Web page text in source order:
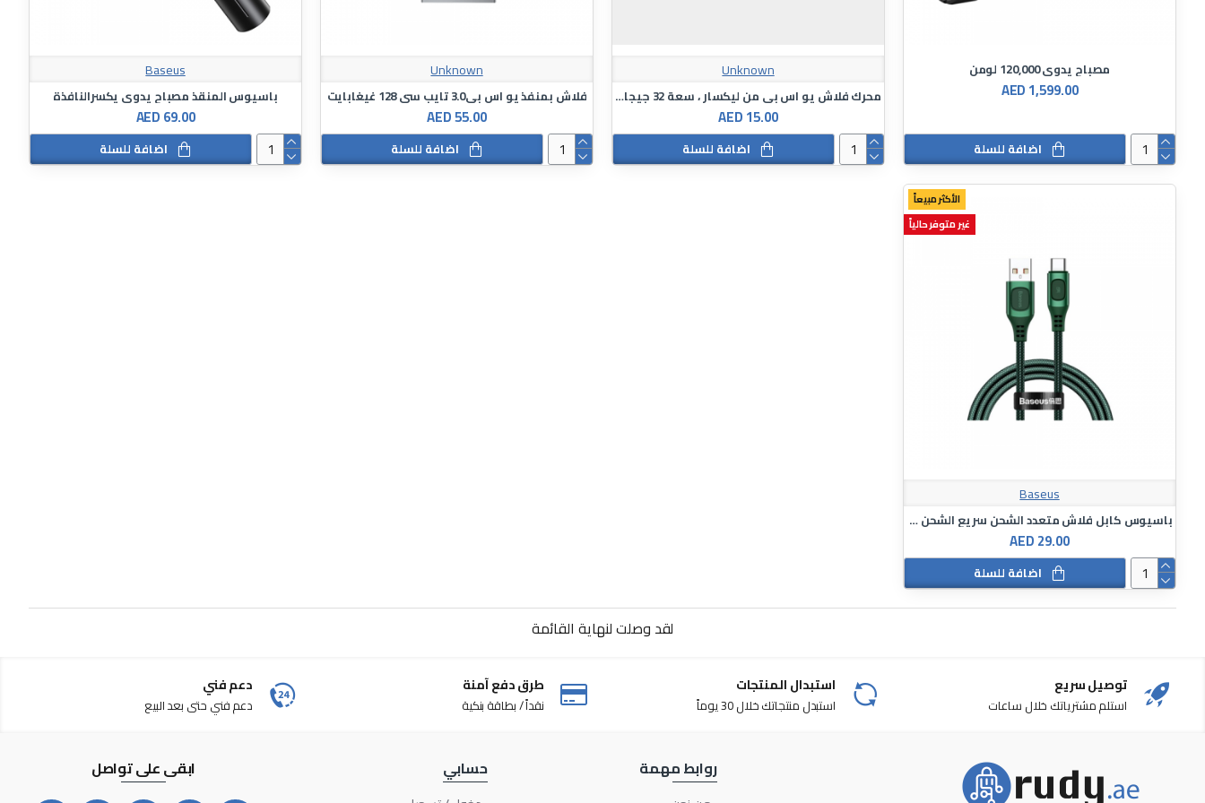
مصباح يدوي 120,000 لومن
AED 1,599.00
اضافة للسلة
Unknown
محرك فلاش يو اس بي من ليكسار ، سعة 32 جيجابايت
AED 15.00
اضافة للسلة
Unknown
فلاش بمنفذ يو اس بي3.0 تايب سي 128 غيغابايت
AED 55.00
اضافة للسلة
Baseus
باسيوس المنقذ مصباح يدوي يكسرالنافذة
AED 69.00
اضافة للسلة
الأكثر مبيعاً
غير متوفر حالياً
Baseus
باسيوس كابل فلاش متعدد الشحن سريع الشحن من النوع سي 5اي - طوله 1 متر
AED 29.00
اضافة للسلة
لقد وصلت لنهاية القائمة
توصيل سريع
استلم مشترياتك خلال ساعات
استبدال المنتجات
استبدل منتجاتك خلال 30 يوماً
طرق دفع آمنة
نقداً / بطاقة بنكية
دعم فني
دعم فني حتى بعد البيع
روابط مهمة حسابي ابقى على تواصل